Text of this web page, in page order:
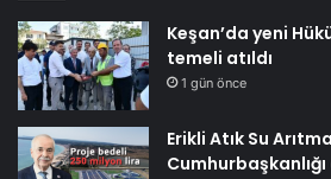
Keşan’da yeni
temeli atıldı
1 gün önce
Erikli Atık Su
Cumhurbaşkanlığı